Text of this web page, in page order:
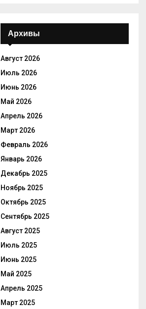
Архивы
Август 2026
Июль 2026
Июнь 2026
Май 2026
Апрель 2026
Март 2026
Февраль 2026
Январь 2026
Декабрь 2025
Ноябрь 2025
Октябрь 2025
Сентябрь 2025
Август 2025
Июль 2025
Июнь 2025
Май 2025
Апрель 2025
Март 2025